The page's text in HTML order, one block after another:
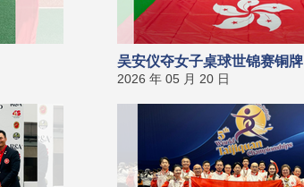
吴安仪夺女子桌球世锦赛铜牌
2026 年 05 月 20 日